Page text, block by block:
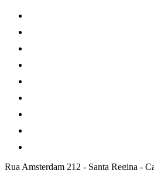
Rua Amsterdam 212 - Santa Regina -